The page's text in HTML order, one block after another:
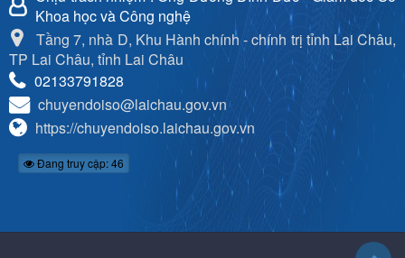
Khoa học và Công nghệ
Tầng 7, nhà D, Khu Hành chính - chính trị tỉnh Lai Châu,
TP Lai Châu, tỉnh Lai Châu
02133791828
chuyendoiso@laichau.gov.vn
https://chuyendoiso.laichau.gov.vn
Đang truy cập: 46